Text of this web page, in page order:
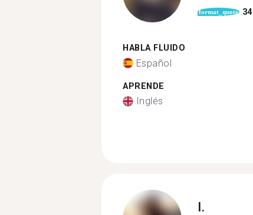
format_quote 34
HABLA FLUIDO
Español
APRENDE
Inglés
I.